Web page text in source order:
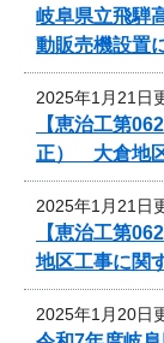
岐阜県立飛騨
動販売機設置
2025年1月21日
【恵治工第
正） 大倉地
2025年1月21日
【恵治工第
地区工事に関
2025年1月20日